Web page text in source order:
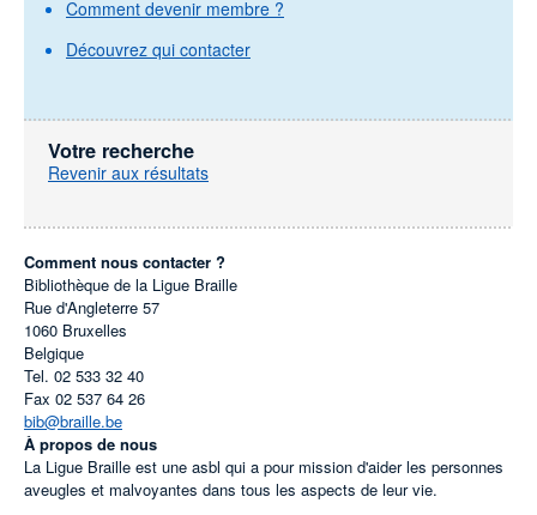
Comment devenir membre ?
Découvrez qui contacter
Votre recherche
Revenir aux résultats
Comment nous contacter ?
Bibliothèque de la Ligue Braille
Rue d'Angleterre 57
1060 Bruxelles
Belgique
Tel. 02 533 32 40
Fax 02 537 64 26
bib@braille.be
À propos de nous
La Ligue Braille est une asbl qui a pour mission d'aider les personnes
aveugles et malvoyantes dans tous les aspects de leur vie.